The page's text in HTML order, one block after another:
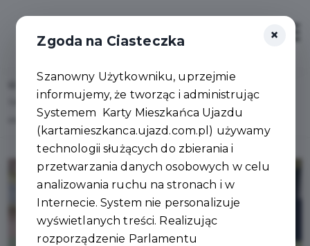
Lista aktualności
Szkoła Podstawowa w Ujeździe Mistrzem Powiatu w Minikoszykówce 3×3
dziewcząt!
×
Zgoda na Ciasteczka
Szanowny Użytkowniku, uprzejmie
informujemy, że tworząc i administrując
Systemem Karty Mieszkańca Ujazdu
(kartamieszkanca.ujazd.com.pl) używamy
technologii służących do zbierania i
przetwarzania danych osobowych w celu
analizowania ruchu na stronach i w
Internecie. System nie personalizuje
wyświetlanych treści. Realizując
rozporządzenie Parlamentu